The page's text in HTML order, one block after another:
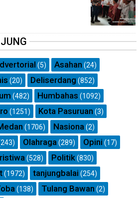
(5) Asahan (24)
(20) Deliserdang (852)
(482) Humbahas (1092)
(1251) Kota Pasuruan (3)
(1706) Nasiona (2)
Olahraga (289) Opini (17)
(528) Politik(830)
(1972) tanjungbalai (254)
(138) Tulang Bawan (2)